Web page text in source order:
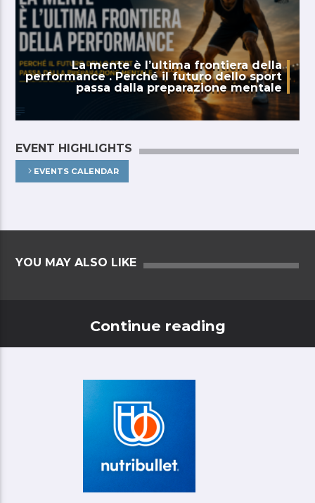
La mente è l’ultima frontiera della
performance . Perché il futuro dello sport
passa dalla preparazione mentale
EVENT HIGHLIGHTS
EVENTS CALENDAR
YOU MAY ALSO LIKE
Continue reading